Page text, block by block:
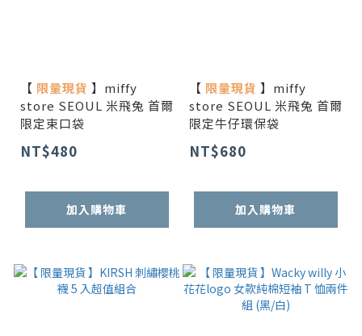
【 限量現貨 】miffy
store SEOUL 米飛兔 首爾
限定束口袋
NT$480
加入購物車
【 限量現貨 】miffy
store SEOUL 米飛兔 首爾
限定牛仔環保袋
NT$680
加入購物車